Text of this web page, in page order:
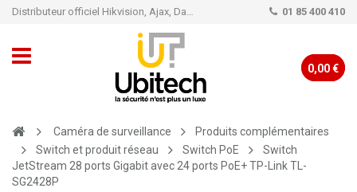
Distributeur officiel Hikvision, Ajax, Dahua, TP-Link - Caméra de vidéo surveillance - Alarme 01 85 400 410
0,00 €
Caméra de surveillance
Produits complémentaires
Switch et produit réseau
Switch PoE
Switch
JetStream 28 ports Gigabit avec 24 ports PoE+ TP-Link TL-
SG2428P